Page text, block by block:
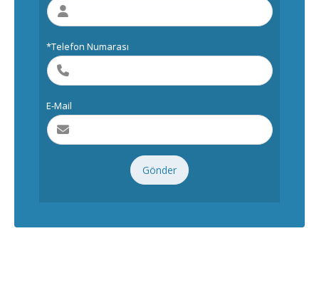
*Telefon Numarası
E-Mail
Gönder